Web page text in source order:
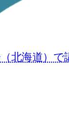
北海道）